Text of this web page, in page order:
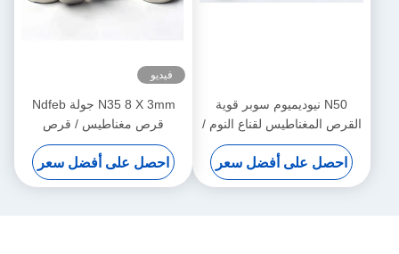
N50 نيوديميوم سوبر قوية
القرص المغناطيس لقناع النوم /
المنتج المشترك
احصل على أفضل سعر
فيديو
N35 8 X 3mm جولة Ndfeb
قرص مغناطيس / قرص
مغناطيس قوي للتذكار
احصل على أفضل سعر